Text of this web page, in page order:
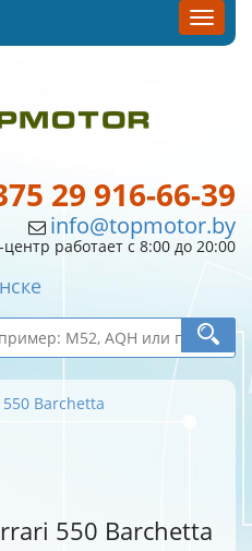
29 916-66-39
info@topmotor.by
центр работает с 8:00 до 20:00
550 Barchetta
550 Barchetta